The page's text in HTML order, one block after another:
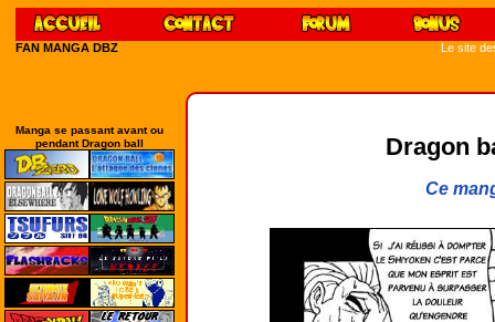
FAN MANGA DBZ Le site
Manga se passant avant ou
pendant Dragon ball
Dragon
Ce